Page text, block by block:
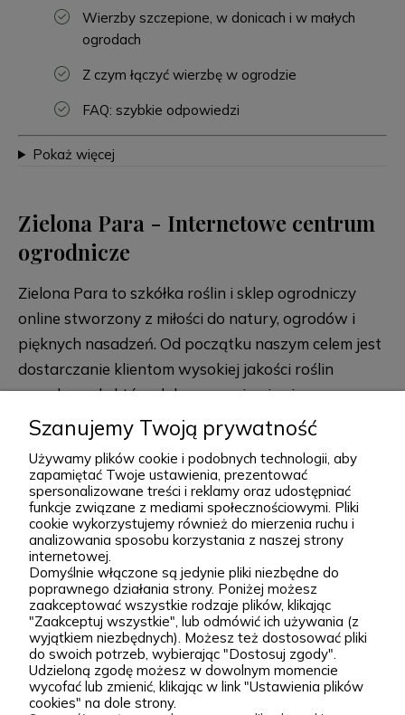
Wierzby szczepione, w donicach i w małych
ogrodach
Z czym łączyć wierzbę w ogrodzie
FAQ: szybkie odpowiedzi
Pokaż więcej
Zielona Para - Internetowe centrum
ogrodnicze
Zielona Para to szkółka roślin i sklep ogrodniczy
online stworzony z miłości do natury, ogrodów i
pięknych nasadzeń. Od początku naszym celem jest
dostarczanie klientom wysokiej jakości roślin
ogrodowych, które dobrze przyjmują się po
posadzeniu i przez lata zdobią przydomowe
rabaty, skalniaki, ogrody naturalistyczne oraz
większe kompozycje krajobrazowe. Za Zieloną Parą
stoją Wiktor i Klaudia, którzy z dużą starannością
dobierają każdą odmianę dostępną w naszej
ofercie. W sprzedaży znajdziesz zarówno
sprawdzone, klasyczne gatunki, jak i ciekawsze,
bardziej unikatowe krzewy ozdobne, drzewa, byliny
oraz sadzonki do ogrodu. Każda roślina jest przez
nas pielęgnowana, nawożona, przycinana i
przygotowywana tak, aby mogła trafić do Twojego
ogrodu w jak najlepszej kondycji. W Zielonej Parze
rozwiń więcej
Podgórna 9, 97-565 Brudzice
+48 793 037 145
kontakt@zielonapara.pl
Kategorie
Informacje
Szanujemy Twoją prywatność
Używamy plików cookie i podobnych technologii, aby
zapamiętać Twoje ustawienia, prezentować
spersonalizowane treści i reklamy oraz udostępniać
funkcje związane z mediami społecznościowymi. Pliki
cookie wykorzystujemy również do mierzenia ruchu i
analizowania sposobu korzystania z naszej strony
internetowej.
Domyślnie włączone są jedynie pliki niezbędne do
poprawnego działania strony. Poniżej możesz
zaakceptować wszystkie rodzaje plików, klikając
"Zaakceptuj wszystkie", lub odmówić ich używania (z
wyjątkiem niezbędnych). Możesz też dostosować pliki
do swoich potrzeb, wybierając "Dostosuj zgody".
Udzieloną zgodę możesz w dowolnym momencie
wycofać lub zmienić, klikając w link "Ustawienia plików
cookies" na dole strony.